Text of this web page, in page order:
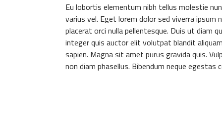
Eu lobortis elementum nibh tellus molestie
varius vel. Eget lorem dolor sed viverra ipsum
placerat orci nulla pellentesque. Duis ut diam
integer quis auctor elit volutpat blandit
sapien. Magna sit amet purus gravida quis.
non diam phasellus. Bibendum neque egestas